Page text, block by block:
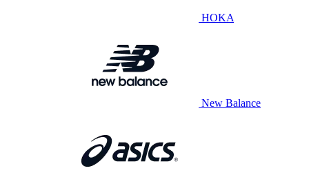
HOKA
New Balance